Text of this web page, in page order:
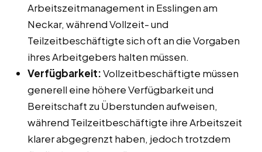
Arbeitszeitmanagement in Esslingen am
Neckar, während Vollzeit- und
Teilzeitbeschäftigte sich oft an die Vorgaben
ihres Arbeitgebers halten müssen.
Verfügbarkeit:Vollzeitbeschäftigte müssen
generell eine höhere Verfügbarkeit und
Bereitschaft zu Überstunden aufweisen,
während Teilzeitbeschäftigte ihre Arbeitszeit
klarer abgegrenzt haben, jedoch trotzdem